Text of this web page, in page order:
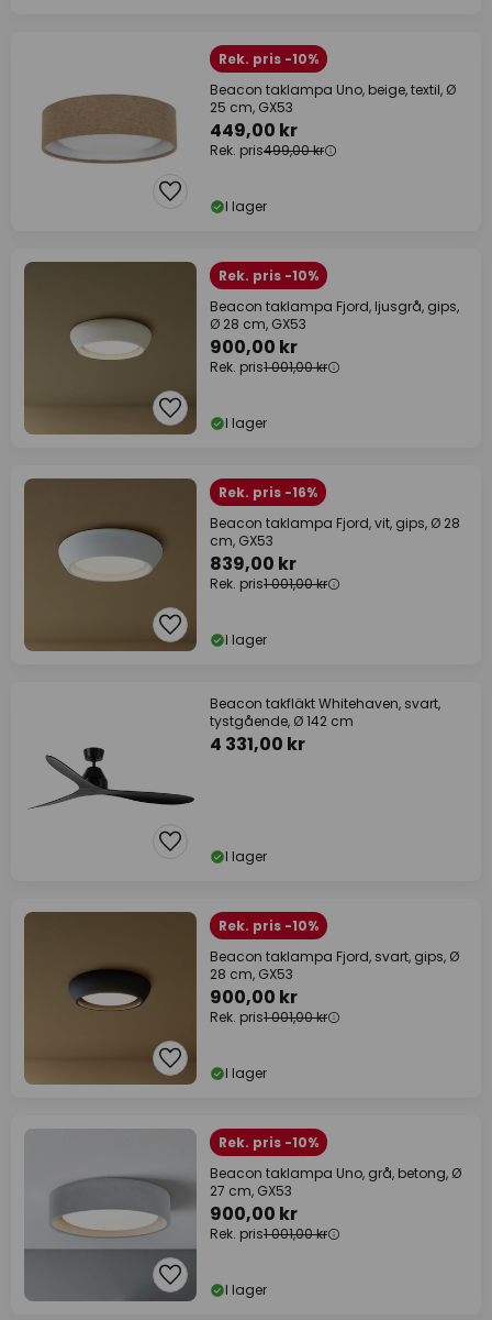
Rek. pris -10%
Beacon taklampa Uno, beige, textil, Ø
25 cm, GX53
449,00 kr
Rek. pris499,00 kr
I lager
Rek. pris -10%
Beacon taklampa Fjord, ljusgrå, gips,
Ø 28 cm, GX53
900,00 kr
Rek. pris1 001,00 kr
I lager
Rek. pris -16%
Beacon taklampa Fjord, vit, gips, Ø 28
cm, GX53
839,00 kr
Rek. pris1 001,00 kr
I lager
Beacon takfläkt Whitehaven, svart,
tystgående, Ø 142 cm
4 331,00 kr
I lager
Rek. pris -10%
Beacon taklampa Fjord, svart, gips, Ø
28 cm, GX53
900,00 kr
Rek. pris1 001,00 kr
I lager
Rek. pris -10%
Beacon taklampa Uno, grå, betong, Ø
27 cm, GX53
900,00 kr
Rek. pris1 001,00 kr
I lager